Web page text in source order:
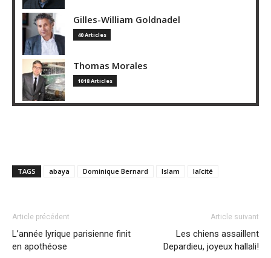
Gilles-William Goldnadel
40 Articles
Thomas Morales
1018 Articles
TAGS abaya Dominique Bernard Islam laïcité
Article précédent
L’année lyrique parisienne finit
en apothéose
Article suivant
Les chiens assaillent
Depardieu, joyeux hallali!